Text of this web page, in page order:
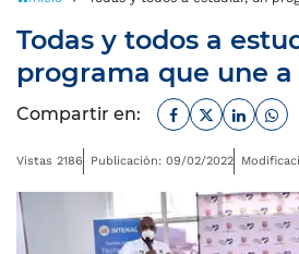
Todas y todos a
programa que une
Compartir en: Facebook
Twitter
Vistas 2186 Publicación: 09/02/2022